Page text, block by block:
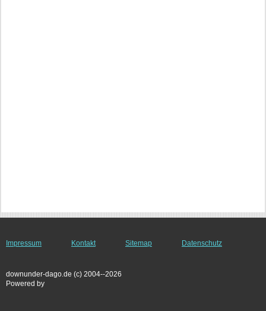
Impressum Kontakt Sitemap Datenschutz
downunder-dago.de (c) 2004--2026
Powered by